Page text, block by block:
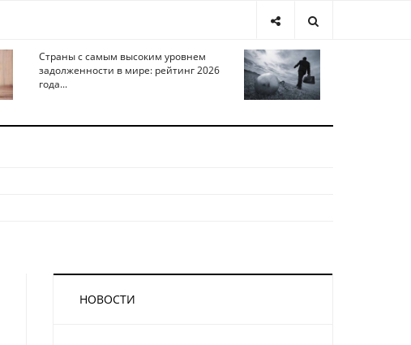
Страны с самым высоким уровнем
задолженности в мире: рейтинг 2026
года...
НОВОСТИ